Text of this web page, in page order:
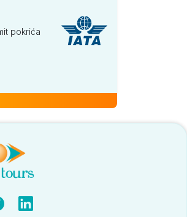
pokrića